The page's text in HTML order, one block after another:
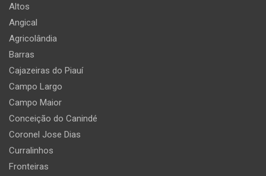
Altos
Angical
Agricolândia
Barras
Cajazeiras do Piauí
Campo Largo
Campo Maior
Conceição do Canindé
Coronel Jose Dias
Curralinhos
Fronteiras